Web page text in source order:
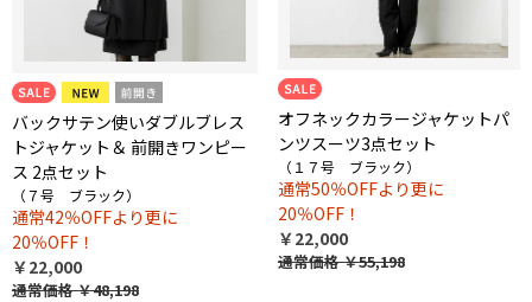
バックサテン使いダブルブレス
トジャケット＆ 前開きワンピー
ス 2点セット
（７号 ブラック）
通常42％OFFより更に
20％OFF！
￥22,000
通常価格￥48,198
オフネックカラージャケットパ
ンツスーツ3点セット
（１７号 ブラック）
通常50％OFFより更に
20％OFF！
￥22,000
通常価格￥55,198